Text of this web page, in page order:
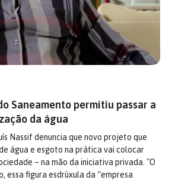
Saneamento permitiu passar a
da água
Nassif denuncia que novo projeto que
água e esgoto na prática vai colocar
– na mão da iniciativa privada. "O
figura esdrúxula da “empresa